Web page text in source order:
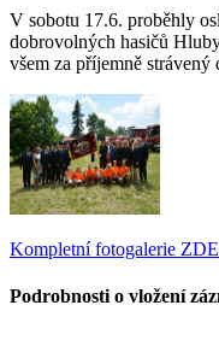
V sobotu 17.6. proběhly
dobrovolných hasičů
všem za příjemně
Kompletní fotogalerie
Podrobnosti o vložení